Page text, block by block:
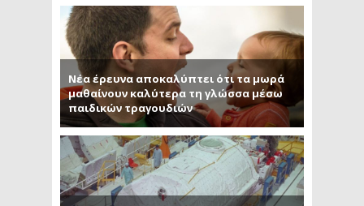
Νέα έρευνα αποκαλύπτει ότι τα μωρά
μαθαίνουν καλύτερα τη γλώσσα μέσω
παιδικών τραγουδιών